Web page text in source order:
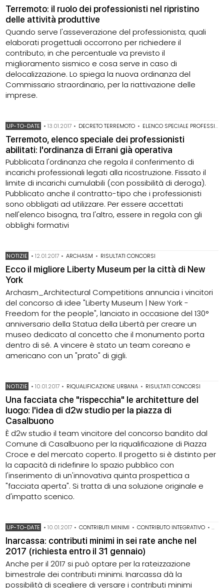
Terremoto: il ruolo dei professionisti nel ripristino
delle attività produttive
Quando serve l'asseverazione del professionista; quali
elaborati progettuali occorrono per richiedere il
contributo; in che percentuale va previsto il
miglioramento sismico e cosa serve in caso di
delocalizzazione. Lo spiega la nuova ordinanza del
Commissario straordinario, per la riattivazione delle
imprese.
UP-TO-DATE •13.01.2017 • DECRETO TERREMOTO • ELENCO SPECIALE PROFESSIONISTI
Terremoto, elenco speciale dei professionisti
abilitati: l'ordinanza di Errani già operativa
Pubblicata l'ordinanza che regola il conferimento di
incarichi professionali legati alla ricostruzione. Fissato il
limite di incarichi cumulabili (con possibilità di deroga).
Pubblicato anche il contratto-tipo che i professionisti
sono obbligati ad utilizzare. Per essere accettati
nell'elenco bisogna, tra l'altro, essere in regola con gli
obblighi formativi
NOTIZIE •12.01.2017 • ARCHASM • RISULTATI CONCORSI
Ecco il migliore Liberty Museum per la città di New
York
Archasm_Architectural Competitions annuncia i vincitori
del concorso di idee "Liberty Museum | New York -
Freedom for the people", lanciato in occasione del 130°
anniversario della Statua della Libertà per creare un
museo dedicato al concetto che il monumento porta
dentro di sé. A vincere è stato un team coreano e
americano con un "prato" di gigli.
NOTIZIE •10.01.2017 • RIQUALIFICAZIONE URBANA • RISULTATI CONCORSI
Una facciata che "rispecchia" le architetture del
luogo: l'idea di d2w studio per la piazza di
Casalbuono
È d2w studio il team vincitore del concorso bandito dal
Comune di Casalbuono per la riqualificazione di Piazza
Croce e del mercato coperto. Il progetto si è distinto per
la capacità di ridefinire lo spazio pubblico con
l'inserimento di un'innovativa quinta prospettica a
"facciata aperta". Si tratta di una soluzione originale e
d'impatto scenico.
UP-TO-DATE •10.01.2017 • CONTRIBUTI MINIMI • CONTRIBUTO INTEGRATIVO •
Inarcassa: contributi minimi in sei rate anche nel
2017 (richiesta entro il 31 gennaio)
Anche per il 2017 si può optare per la rateizzazione
bimestrale dei contributi minimi. Inarcassa dà la
possibilità di scegliere di versare i contributi minimi